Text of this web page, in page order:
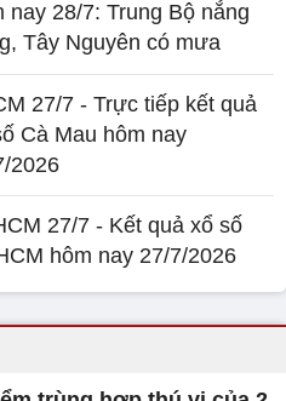
nay 28/7: Trung Bộ nắng
Tây Nguyên có mưa
27/7 - Trực tiếp kết quả
Cà Mau hôm nay
2026
27/7 - Kết quả xổ số
hôm nay 27/7/2026